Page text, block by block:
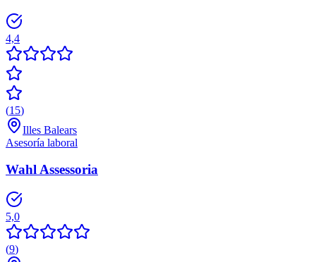
4,4
(15)
Illes Balears
Asesoría laboral
Wahl Assessoria
5,0
(9)